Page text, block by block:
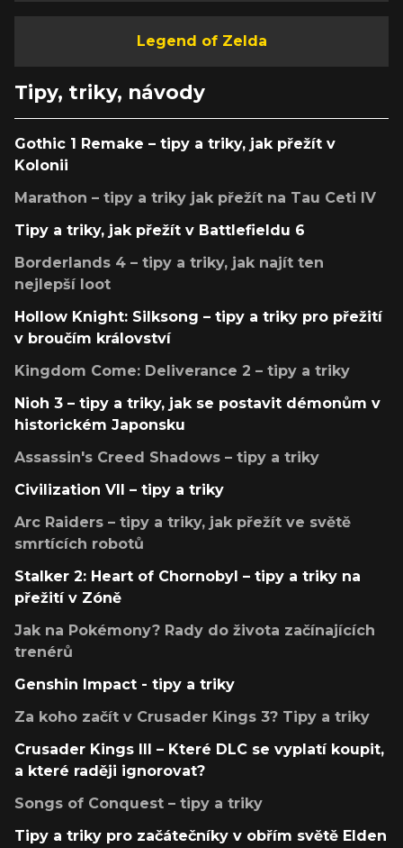
Legend of Zelda
Tipy, triky, návody
Gothic 1 Remake – tipy a triky, jak přežít v
Kolonii
Marathon – tipy a triky jak přežít na Tau Ceti IV
Tipy a triky, jak přežít v Battlefieldu 6
Borderlands 4 – tipy a triky, jak najít ten
nejlepší loot
Hollow Knight: Silksong – tipy a triky pro přežití
v broučím království
Kingdom Come: Deliverance 2 – tipy a triky
Nioh 3 – tipy a triky, jak se postavit démonům v
historickém Japonsku
Assassin's Creed Shadows – tipy a triky
Civilization VII – tipy a triky
Arc Raiders – tipy a triky, jak přežít ve světě
smrtících robotů
Stalker 2: Heart of Chornobyl – tipy a triky na
přežití v Zóně
Jak na Pokémony? Rady do života začínajících
trenérů
Genshin Impact - tipy a triky
Za koho začít v Crusader Kings 3? Tipy a triky
Crusader Kings III – Které DLC se vyplatí koupit,
a které raději ignorovat?
Songs of Conquest – tipy a triky
Tipy a triky pro začátečníky v obřím světě Elden